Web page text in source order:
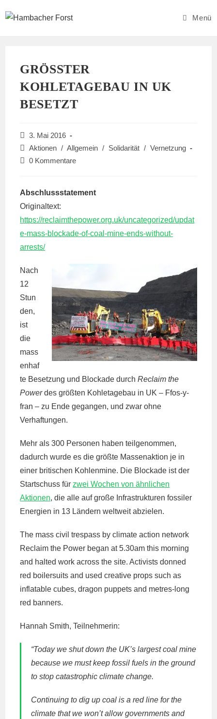
Inhalt
Menü
GRÖSSTER K
OHLETAGEBAU IN UK B
ESETZT
Beitrag
veröffentlicht:
3. Mai 2016
Beitrags-
Kategorie:
Aktionen / Allgemein / Solidarität / Vernetzung
Beitrags-
0 Kommentare
Abschlussstatement
Originaltext:
https://reclaimthepower.org.uk/uncategorized/updat
e-mass-blockade-of-coal-mine-ends-without-
arrests/
Nach
12
Stun
den,
ist
die
mass
enhaf
te Besetzung und Blockade durchReclaim the
Powerdes größten Kohletagebau in UK – Ffos-y-
fran – zu Ende gegangen, und zwar ohne
Verhaftungen.
Mehr als 300 Personen haben teilgenommen,
dadurch wurde es die größte Massenaktion je in
einer britischen Kohlenmine. Die Blockade ist der
Startschuss fürzwei Wochen von ähnlichen
Aktionen, die alle auf große Infrastrukturen fossiler
Energien in 13 Ländern weltweit abzielen.
The mass civil trespass by climate action network
Reclaim the Power began at 5.30am this morning
and halted work across the site. Activists donned
red boilersuits and used creative props such as
inflatable cubes, dragon puppets and metres-long
red banners.
Hannah Smith, Teilnehmerin:
“Today we shut down the UK’s largest coal mine
because we must keep fossil fuels in the ground
to stop catastrophic climate change.
Continuing to dig up coal is a red line for the
climate that we won’t allow governments and